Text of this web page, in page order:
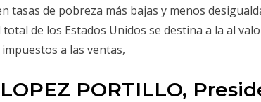
tasas de pobreza más bajas y menos
total de los Estados Unidos se destina a la al
a las ventas,
PORTILLO,